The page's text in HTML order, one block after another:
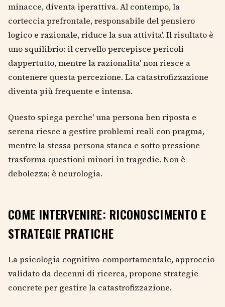
minacce, diventa iperattiva. Al contempo, la
corteccia prefrontale, responsabile del pensiero
logico e razionale, riduce la sua attivita'. Il risultato è
uno squilibrio: il cervello percepisce pericoli
dappertutto, mentre la razionalita' non riesce a
contenere questa percezione. La catastrofizzazione
diventa più frequente e intensa.
Questo spiega perche' una persona ben riposta e
serena riesce a gestire problemi reali con pragma,
mentre la stessa persona stanca e sotto pressione
trasforma questioni minori in tragedie. Non è
debolezza; è neurologia.
COME INTERVENIRE: RICONOSCIMENTO E
STRATEGIE PRATICHE
La psicologia cognitivo-comportamentale, approccio
validato da decenni di ricerca, propone strategie
concrete per gestire la catastrofizzazione.